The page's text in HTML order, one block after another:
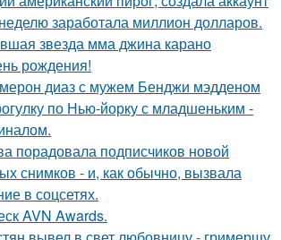
заработала миллион долларов.
звезда мма джина карано
рождения!
диаз с мужем Бенджи мэдденом
по Нью-йорку с младшеньким -
порадовала подписчиков новой
снимков - и, как обычно, вызвала
в соцсетях.
AVN Awards.